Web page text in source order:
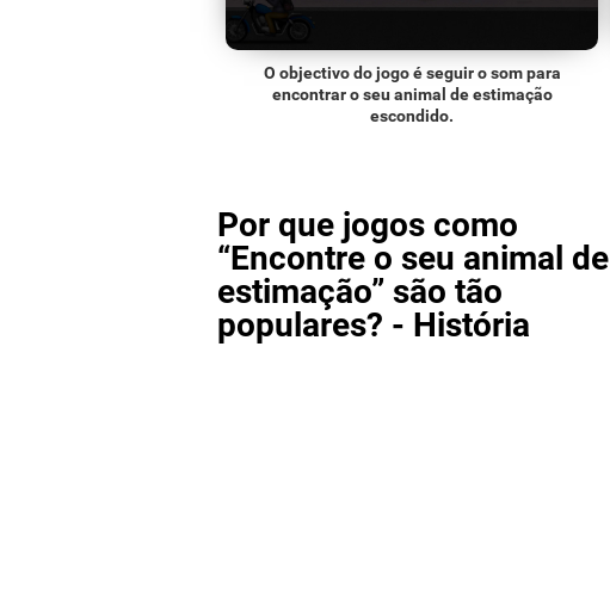
O objectivo do jogo é seguir o som para
encontrar o seu animal de estimação
escondido.
Por que jogos como
“Encontre o seu animal de
estimação” são tão
populares? - História